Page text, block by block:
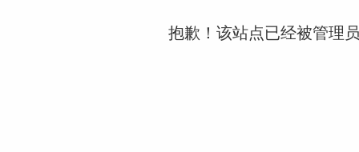
抱歉！该站点已经被管理